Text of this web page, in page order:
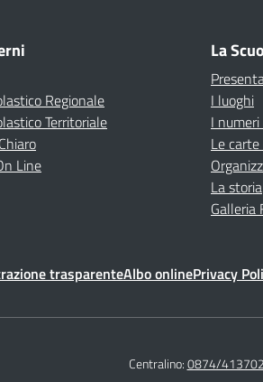
Regionale
Territoriale
Line
La
I luoghi
I
Le
La storia
Galleria
trasparenteAlbo onlinePrivacy
Centralino:0874/413702